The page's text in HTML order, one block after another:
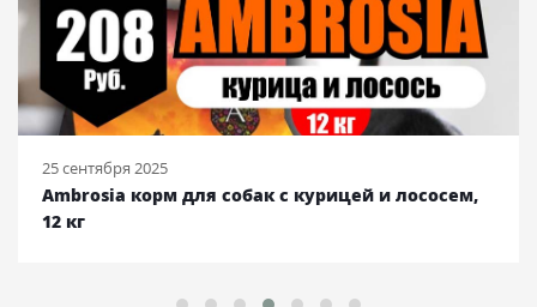
25 сентября 2025
Супер цена! ACANA Grass-fed Lamb с ягненком, 17
кг